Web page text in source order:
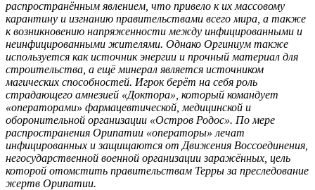
распространённым явлением, что привело к их массовому
карантину и изгнанию правительствами всего мира, а также
к возникновению напряженности между инфицированными и
неинфицированными жителями. Однако Оргиниум также
используется как источник энергии и прочный материал для
строительства, а ещё минерал является источником
магических способностей. Игрок берёт на себя роль
страдающего амнезией «Доктора», который командует
«операторами» фармацевтической, медицинской и
оборонительной организации «Остров Родос». По мере
распространения Орипатии «операторы» лечат
инфицированных и защищаются от Движения Воссоединения,
негосударственной военной организации заражённых, цель
которой отомстить правительствам Терры за преследование
жертв Орипатии.